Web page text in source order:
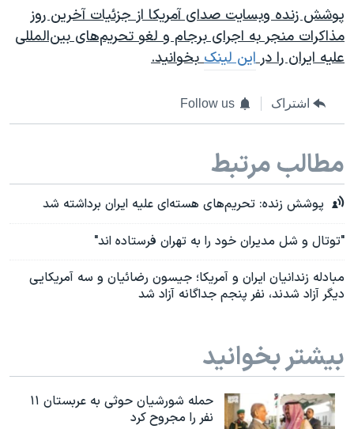
پوشش زنده وبسایت صدای آمریکا از جزئیات آخرین روز
مذاکرات منجر به اجرای برجام و لغو تحریم‌های بین‌المللی
علیه ایران را دراین لینکبخوانید.
اشتراک Follow us
مطالب مرتبط
پوشش زنده: تحریم‌های هسته‌ای علیه ایران برداشته شد
"توتال و شل مدیران خود را به تهران فرستاده اند"
مبادله زندانیان ایران و آمریکا؛ جیسون رضائیان و سه آمریکایی
دیگر آزاد شدند، نفر پنجم جداگانه آزاد شد
بیشتر بخوانید
حمله شورشیان حوثی به عربستان ۱۱
نفر را مجروح کرد